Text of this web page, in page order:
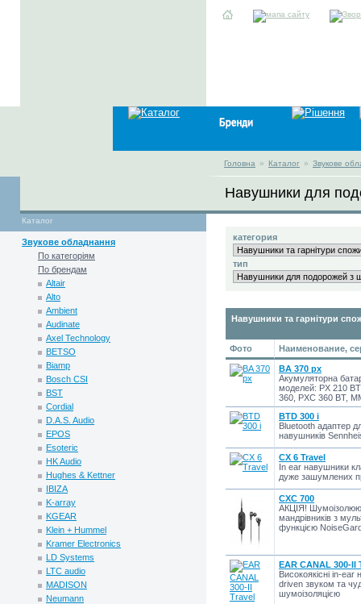
Головна » Каталог » Звукове
Навушники для
Каталог
Звукове обладнання
По категоріям
По брендам
Altair
Alto
Ambient
Audinate
Axel Technology
BETSO
Biamp
Bosch CSI
BST
Cordial
D.A.S. Audio
EPOS
Esoteric
HK Audio
Hughes & Kettner
IBIZA
K-array
KGEAR
Klein + Hummel
Kramer Electronics
LD Systems
LTC audio
MADISON
Neumann
категория
тип
Навушники та гарнітури
Фото Наименование,
BA 370 px
Акумуляторна
моделей: PX 210
360, PXC 360 BT,
BTD 300 i
Bluetooth адаптер
навушників
CX 6 Travel
In ear навушники
дуже зашумлених
CXC 700
АКЦІЯ!
мандрівників з
функцією
EAR CANAL 300-II
Високоякісні in-
driven звуком та
шумоізоляцією